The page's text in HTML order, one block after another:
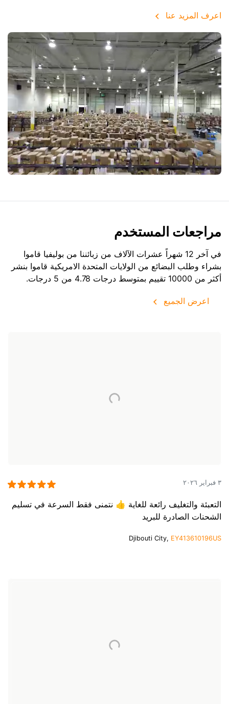
اعرف المزيد عنا
مراجعات المستخدم
في آخر 12 شهراً عشرات الآلاف من زبائننا من بوليفيا قاموا
بشراء وطلب البضائع من الولايات المتحدة الامريكية قاموا بنشر
أكثر من 10000 تقييم بمتوسط درجات 4.78 من 5 درجات.
اعرض الجميع
٣ فبراير ٢٠٢٦
التعبئة والتغليف رائعة للغاية 👍 نتمنى فقط السرعة في تسليم
الشحنات الصادرة للبريد
Djibouti City, EY413610196US